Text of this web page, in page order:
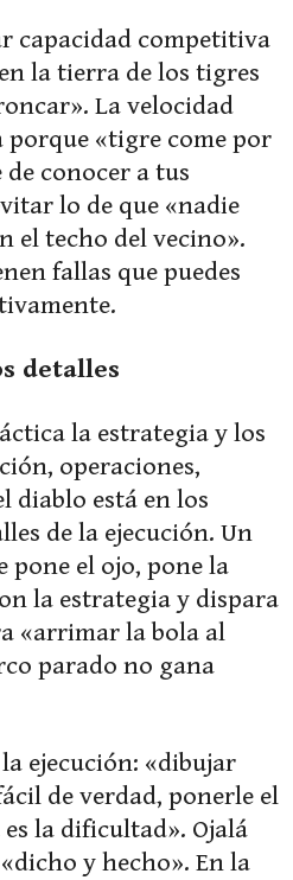
capacidad competitiva
la tierra de los tigres
La velocidad
«tigre come por
conocer a tus
lo de que «nadie
el techo del vecino».
fallas que puedes
detalles
la estrategia y los
operaciones,
diablo está en los
de la ejecución. Un
pone el ojo, pone la
la estrategia y dispara
«arrimar la bola al
parado no gana
ejecución: «dibujar
de verdad, ponerle el
la dificultad». Ojalá
y hecho». En la